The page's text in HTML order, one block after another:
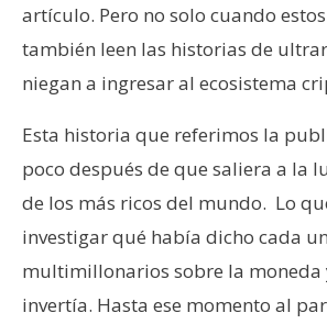
artículo. Pero no solo cuando
también leen las historias de
niegan a ingresar al ecosistema
Esta historia que referimos la
poco después de que saliera a la
de los más ricos del mundo. Lo
investigar qué había dicho cada
multimillonarios sobre la moneda
invertía. Hasta ese momento al